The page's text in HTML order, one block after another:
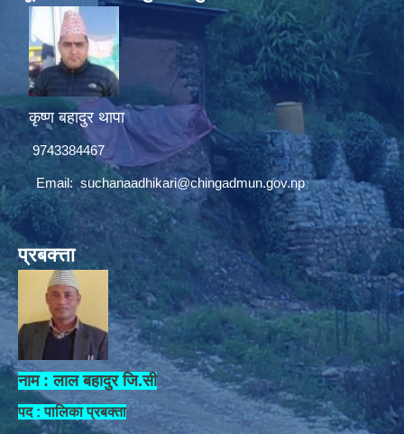
कृष्ण बहादुर थापा
9743384467
Email:suchanaadhikari@chingadmun.gov.np
प्रबक्त्ता
नाम : लाल बहादुर जि.सी
पद : पालिका प्रबक्ता